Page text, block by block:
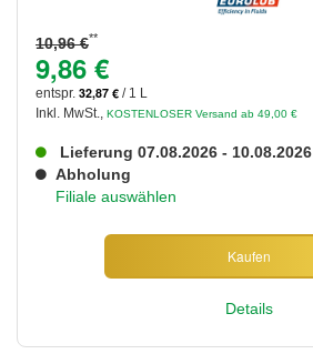
10,96 €**
9,86 €
entspr. 32,87 € / 1 L
Inkl. MwSt.
KOSTENLOSER Versand ab 49,00 €
Lieferung 07.08.2026 - 10.08.2026
Abholung
Filiale auswählen
Kaufen
Details